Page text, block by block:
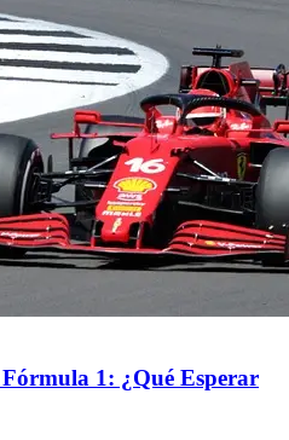
Fórmula 1: ¿Qué Esperar